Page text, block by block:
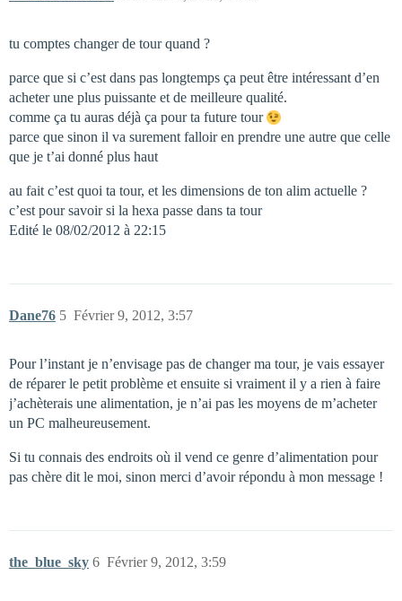
tu comptes changer de tour quand ?
parce que si c’est dans pas longtemps ça peut être intéressant d’en
acheter une plus puissante et de meilleure qualité.
comme ça tu auras déjà ça pour ta future tour
parce que sinon il va surement falloir en prendre une autre que celle
que je t’ai donné plus haut
au fait c’est quoi ta tour, et les dimensions de ton alim actuelle ?
c’est pour savoir si la hexa passe dans ta tour
Edité le 08/02/2012 à 22:15
Dane76 Février 9, 2012, 3:57
5
Pour l’instant je n’envisage pas de changer ma tour, je vais essayer
de réparer le petit problème et ensuite si vraiment il y a rien à faire
j’achèterais une alimentation, je n’ai pas les moyens de m’acheter
un PC malheureusement.
Si tu connais des endroits où il vend ce genre d’alimentation pour
pas chère dit le moi, sinon merci d’avoir répondu à mon message !
the_blue_sky Février 9, 2012, 3:59
6